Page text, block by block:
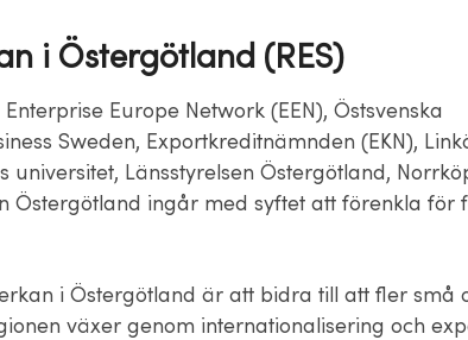
i Östergötland (RES)
Europe Network (EEN), Östsvenska
Sweden, Exportkreditnämnden (EKN),
universitet, Länsstyrelsen Östergötland,
Östergötland ingår med syftet att förenkla för
i Östergötland är att bidra till att fler små
växer genom internationalisering och